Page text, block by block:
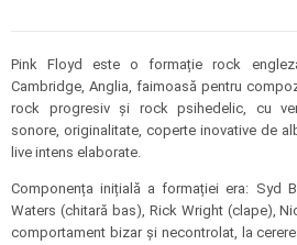
Pink Floyd este o formație rock
Cambridge, Anglia, faimoasă pentru
rock progresiv și rock psihedelic, cu
sonore, originalitate, coperte inovative de
live intens elaborate.
Componența inițială a formației era: Syd
Waters (chitară bas), Rick Wright (clape),
comportament bizar și necontrolat, la